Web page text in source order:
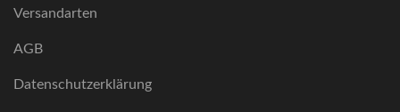
Versandarten
AGB
Datenschutzerklärung